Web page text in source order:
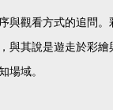
觀看方式的追問
其說是遊走於彩
場域。